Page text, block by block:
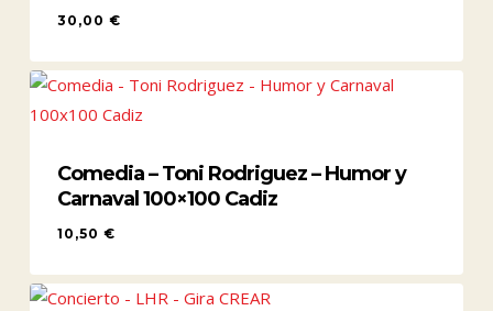
30,00 €
Comedia – Toni Rodriguez – Humor y
Carnaval 100×100 Cadiz
10,50 €